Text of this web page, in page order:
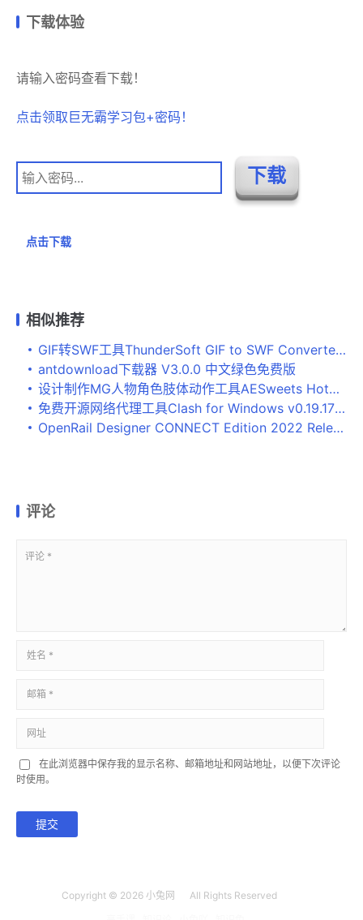
下载体验
请输入密码查看下载！
点击领取巨无霸学习包+密码！
点击下载
相似推荐
GIF转SWF工具ThunderSoft GIF to SWF Converter v4.9.0 破解版
antdownload下载器 V3.0.0 中文绿色免费版
设计制作MG人物角色肢体动作工具AESweets HotDog v1.1.4 Win/Mac汉化版
免费开源网络代理工具Clash for Windows v0.19.17 Premium汉化绿色便携版
OpenRail Designer CONNECT Edition 2022 Release 1 官方安装版
评论
在此浏览器中保存我的显示名称、邮箱地址和网站地址，以便下次评论
时使用。
提交
Copyright © 2026 小兔网
All Rights Reserved